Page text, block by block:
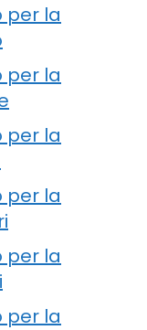
per la
per la
per la
per la
per la
per la